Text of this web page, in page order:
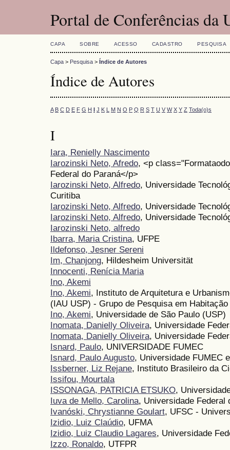
Portal de Conferências da
CAPA SOBRE ACESSO CADASTRO PESQUISA
Capa > Pesquisa > Índice de Autores
Índice de Autores
A B C D E F G H I J K L M N O P Q R S T U V W X Y Z Toda(o)s
I
Iara, Renielly Nascimento
Iarozinski Neto, Afredo, <p
Federal do Paraná</p>
Iarozinski Neto, Alfredo, Universidade
Curitiba
Iarozinski Neto, Alfredo, Universidade
Iarozinski Neto, Alfredo, Universidade
Iarozinski Neto, alfredo
Ibarra, Maria Cristina, UFPE
Ildefonso, Jesner Sereni
Im, Chanjong, Hildesheim Universität
Innocenti, Renícia Maria
Ino, Akemi
Ino, Akemi, Instituto de Arquitetura e
(IAU USP) - Grupo de Pesquisa em
Ino, Akemi, Universidade de São Paulo (USP)
Inomata, Danielly Oliveira, Universidade
Inomata, Danielly Oliveira, Universidade
Isnard, Paulo, UNIVERSIDADE FUMEC
Isnard, Paulo Augusto, Universidade FUMEC
Issberner, Liz Rejane, Instituto Brasileiro da
Issifou, Mourtala
ISSONAGA, PATRICIA ETSUKO,
Iuva de Mello, Carolina, Universidade Federal
Ivanóski, Chrystianne Goulart, UFSC -
Izidio, Luiz Claúdio, UFMA
Izidio, Luiz Claudio Lagares, Universidade
Izzo, Ronaldo, UTFPR